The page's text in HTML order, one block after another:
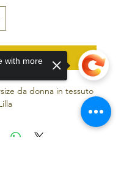
ao carrinho
da donna in tessuto
with more